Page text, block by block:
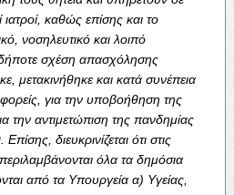
καθώς επίσης και το
νοσηλευτικό και λοιπό
σχέση απασχόλησης
μετακινήθηκε και κατά συνέπεια
για την υποβοήθηση της
την αντιμετώπιση της πανδημίας
διευκρινίζεται ότι στις
όλα τα δημόσια
από τα Υπουργεία α) Υγείας,